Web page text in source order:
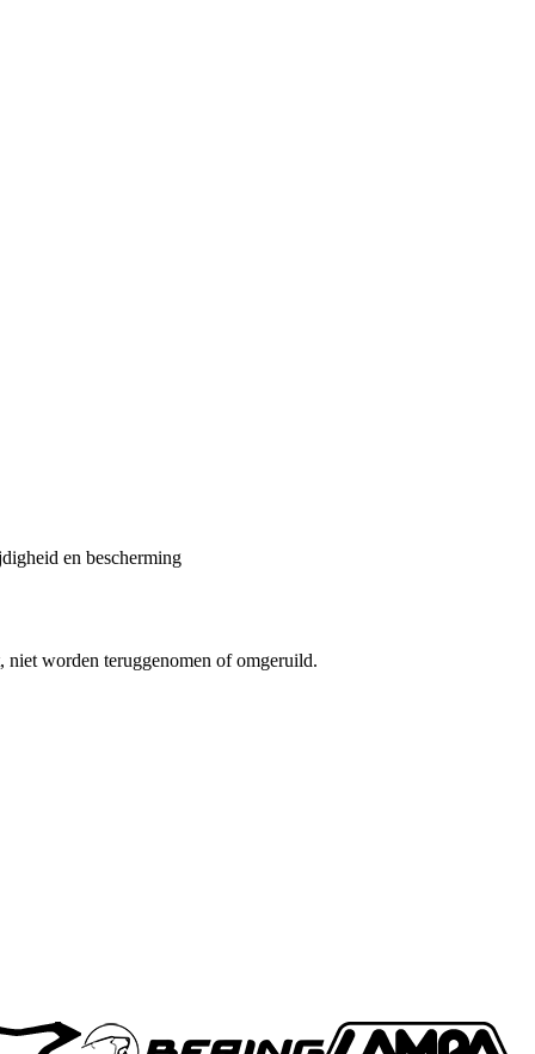
en bescherming
niet worden teruggenomen of omgeruild.